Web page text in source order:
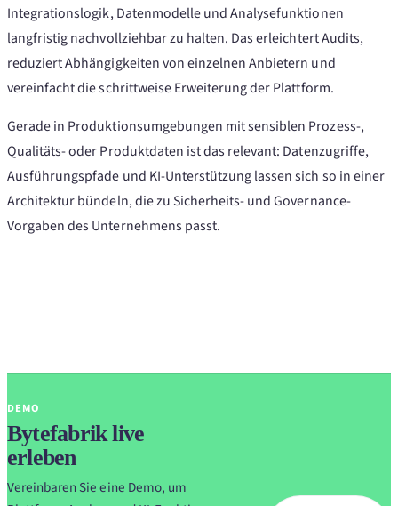
Integrationslogik, Datenmodelle und Analysefunktionen
langfristig nachvollziehbar zu halten. Das erleichtert Audits,
reduziert Abhängigkeiten von einzelnen Anbietern und
vereinfacht die schrittweise Erweiterung der Plattform.
Gerade in Produktionsumgebungen mit sensiblen Prozess-,
Qualitäts- oder Produktdaten ist das relevant: Datenzugriffe,
Ausführungspfade und KI-Unterstützung lassen sich so in einer
Architektur bündeln, die zu Sicherheits- und Governance-
Vorgaben des Unternehmens passt.
DEMO
Bytefabrik live
erleben
Vereinbaren Sie eine Demo, um